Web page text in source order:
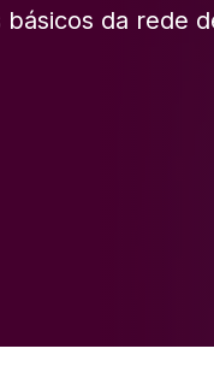
da rede